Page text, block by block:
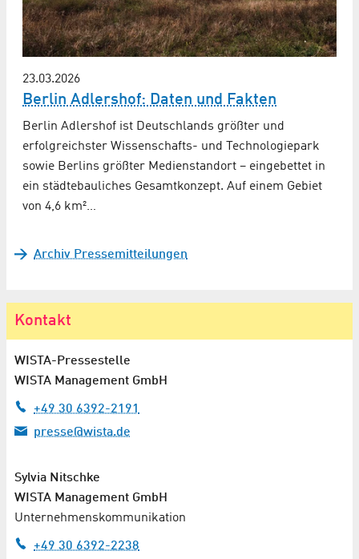
23.03.2026
Berlin Adlershof: Daten und Fakten
Berlin Adlershof ist Deutschlands größter und
erfolgreichster Wissenschafts- und Technologiepark
sowie Berlins größter Medienstandort – eingebettet in
ein städtebauliches Gesamtkonzept. Auf einem Gebiet
von 4,6 km²…
Archiv Pressemitteilungen
Kontakt
WISTA-Pressestelle
WISTA Management GmbH
+49 30 6392-2191
presse@wista.de
Sylvia Nitschke
WISTA Management GmbH
Unternehmenskommunikation
+49 30 6392-2238